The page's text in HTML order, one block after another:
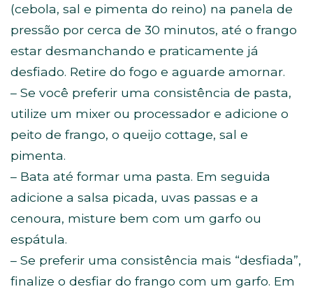
(cebola, sal e pimenta do reino) na panela de
pressão por cerca de 30 minutos, até o frango
estar desmanchando e praticamente já
desfiado. Retire do fogo e aguarde amornar.
– Se você preferir uma consistência de pasta,
utilize um mixer ou processador e adicione o
peito de frango, o queijo cottage, sal e
pimenta.
– Bata até formar uma pasta. Em seguida
adicione a salsa picada, uvas passas e a
cenoura, misture bem com um garfo ou
espátula.
– Se preferir uma consistência mais “desfiada”,
finalize o desfiar do frango com um garfo. Em